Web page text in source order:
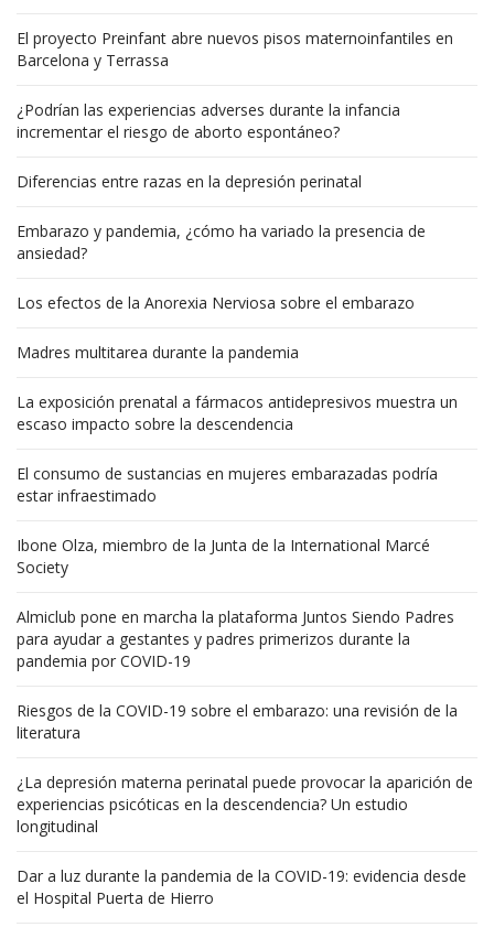
El proyecto Preinfant abre nuevos pisos maternoinfantiles en
Barcelona y Terrassa
¿Podrían las experiencias adverses durante la infancia
incrementar el riesgo de aborto espontáneo?
Diferencias entre razas en la depresión perinatal
Embarazo y pandemia, ¿cómo ha variado la presencia de
ansiedad?
Los efectos de la Anorexia Nerviosa sobre el embarazo
Madres multitarea durante la pandemia
La exposición prenatal a fármacos antidepresivos muestra un
escaso impacto sobre la descendencia
El consumo de sustancias en mujeres embarazadas podría
estar infraestimado
Ibone Olza, miembro de la Junta de la International Marcé
Society
Almiclub pone en marcha la plataforma Juntos Siendo Padres
para ayudar a gestantes y padres primerizos durante la
pandemia por COVID-19
Riesgos de la COVID-19 sobre el embarazo: una revisión de la
literatura
¿La depresión materna perinatal puede provocar la aparición de
experiencias psicóticas en la descendencia? Un estudio
longitudinal
Dar a luz durante la pandemia de la COVID-19: evidencia desde
el Hospital Puerta de Hierro